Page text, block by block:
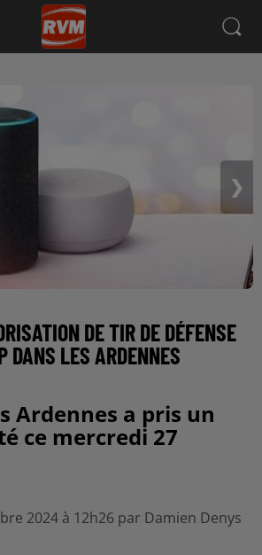
❯
DE TIR DE DÉFENSE
DANS LES ARDENNES
Ardennes a pris un
ce mercredi 27
2024 à 12h26 par Damien Denys